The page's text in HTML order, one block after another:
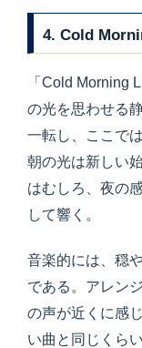
4. Cold
「Cold Morning
の光を思わせる
一転し、ここで
朝の光は新しい
はむしろ、夜の
して響く。
音楽的には、穏
である。アレン
の声が近くに感
い曲と同じくら